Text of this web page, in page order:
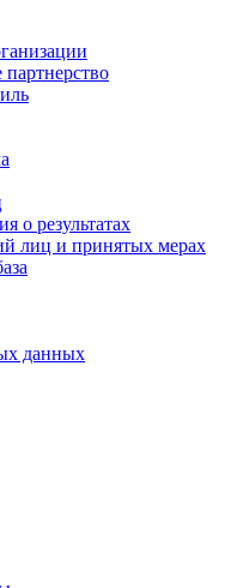
о результатах
лиц и принятых мерах
данных